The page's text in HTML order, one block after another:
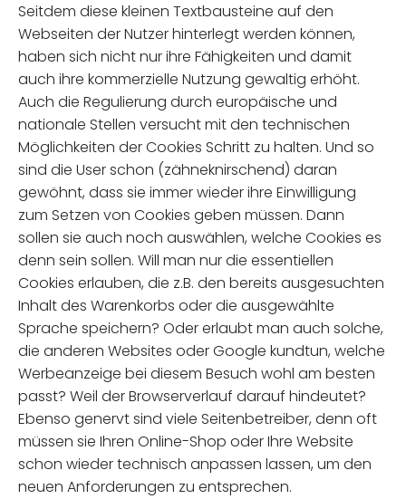
Seitdem diese kleinen Textbausteine auf den
Webseiten der Nutzer hinterlegt werden können,
haben sich nicht nur ihre Fähigkeiten und damit
auch ihre kommerzielle Nutzung gewaltig erhöht.
Auch die Regulierung durch europäische und
nationale Stellen versucht mit den technischen
Möglichkeiten der Cookies Schritt zu halten. Und so
sind die User schon (zähneknirschend) daran
gewöhnt, dass sie immer wieder ihre Einwilligung
zum Setzen von Cookies geben müssen. Dann
sollen sie auch noch auswählen, welche Cookies es
denn sein sollen. Will man nur die essentiellen
Cookies erlauben, die z.B. den bereits ausgesuchten
Inhalt des Warenkorbs oder die ausgewählte
Sprache speichern? Oder erlaubt man auch solche,
die anderen Websites oder Google kundtun, welche
Werbeanzeige bei diesem Besuch wohl am besten
passt? Weil der Browserverlauf darauf hindeutet?
Ebenso genervt sind viele Seitenbetreiber, denn oft
müssen sie Ihren Online-Shop oder Ihre Website
schon wieder technisch anpassen lassen, um den
neuen Anforderungen zu entsprechen.